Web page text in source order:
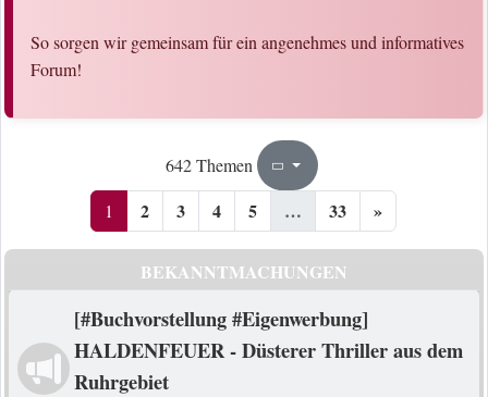
So sorgen wir gemeinsam für ein angenehmes und informatives
Forum!
642 Themen Seite1
1 2 3 4 5 … 33 »
BEKANNTMACHUNGEN
[#Buchvorstellung #Eigenwerbung]
HALDENFEUER - Düsterer Thriller aus dem
Ruhrgebiet